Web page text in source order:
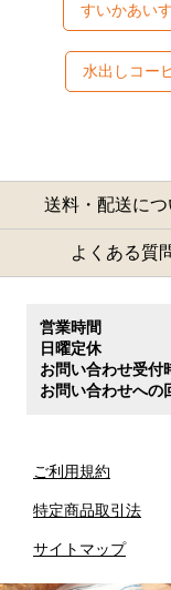
すいかあいす
水出しコー
送料・配送につ
よくある質
営業時間
日曜定休
お問い合わせ受
お問い合わせへの
ご利用規約
特定商品取引法
サイトマップ